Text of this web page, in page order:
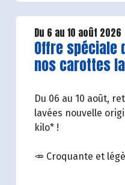
Du 6 au 10 août 2026
Lire la suite
Offre spéciale
nos carottes
Du 06 au 10 août,
lavées nouvelle
kilo* !
🥕 Croquante et